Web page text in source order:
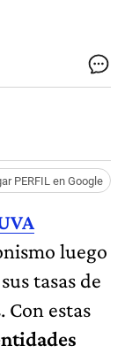
PERFIL en Google
luego
tasas de
Con estas